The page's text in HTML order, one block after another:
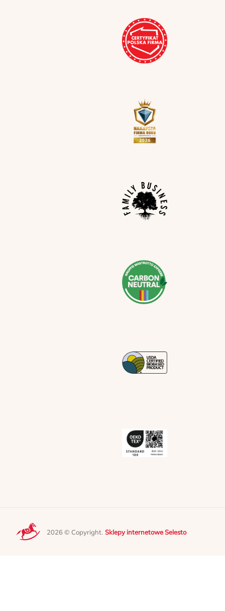
2026 © Copyright. Sklepy internetowe Selesto